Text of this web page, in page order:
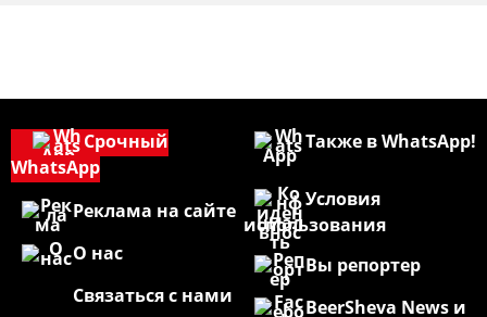
Также в WhatsApp!
Условия
использования
Вы репортер
BeerSheva News и
Срочный
WhatsApp
Реклама на сайте
О нас
Связаться с нами